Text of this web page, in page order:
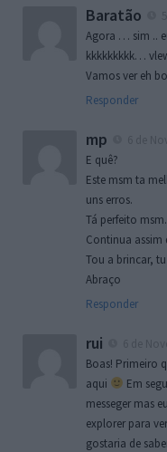
Baratão
Agora … sim ..
kkkkkkkkk…
Vamos ver eh
Responder
mp
E quê?
Este msm ta
uns erros.
Tá perfeito msm.
Continua assim
Tou a brincar,
Abraço
Responder
rui
Boas! Primeiro
aqui
Em
messeger mas
explorer para
gostaria de